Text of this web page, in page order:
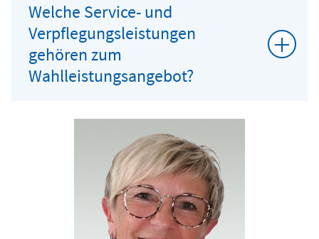
Welche Service- und
Verpflegungsleistungen
gehören zum
Wahlleistungsangebot?